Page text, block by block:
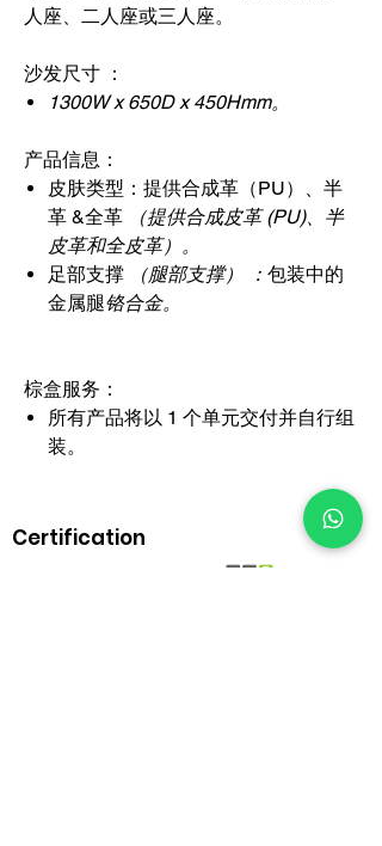
人座、二人座或三人座。
沙发尺寸 ：
1300W x 650D x 450Hmm。
产品信息：
皮肤类型： 提供合成革（PU）、半
革 &全革 （提供合成皮革 (PU)、半
皮革和全皮革）。
足部支撑
（腿部支撑） ： 包装中的
金属腿铬合金。
棕盒服务：
所有产品将以 1 个单元交付并自行组
装。
Certification